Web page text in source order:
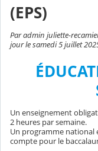
(EPS)
Par admin juliette-
jour le samedi 5 juillet
Un enseignement
2 heures par semaine.
Un programme
compte pour le